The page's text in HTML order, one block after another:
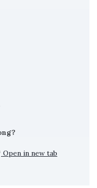
Open in new tab